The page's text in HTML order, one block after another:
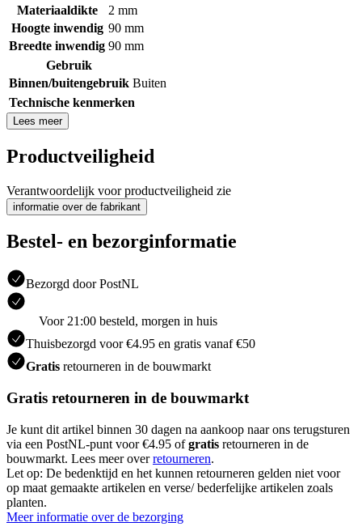
Materiaaldikte
2 mm
Hoogte inwendig 90 mm
Breedte inwendig 90 mm
Gebruik
Binnen/buitengebruik Buiten
Technische kenmerken
Lees meer
Productveiligheid
Verantwoordelijk voor productveiligheid zie
informatie over de fabrikant
Bestel- en bezorginformatie
Bezorgd door PostNL
Voor 21:00 besteld, morgen in huis
Thuisbezorgd voor €4.95 en gratis vanaf €50
Gratis retourneren in de bouwmarkt
Gratis retourneren in de bouwmarkt
Je kunt dit artikel binnen 30 dagen na aankoop naar ons terugsturen
via een PostNL-punt voor €4.95 ofgratis retourneren in de
bouwmarkt. Lees meer overretourneren.
Let op: De bedenktijd en het kunnen retourneren gelden niet voor
op maat gemaakte artikelen en verse/ bederfelijke artikelen zoals
planten.
Meer informatie over de bezorging